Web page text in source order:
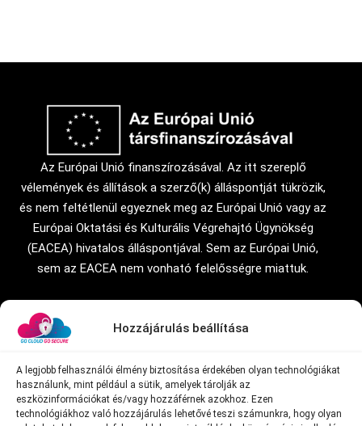
Hozzájárulás beállítása
A legjobb felhasználói élmény biztosítása érdekében olyan technológiákat
használunk, mint például a sütik, amelyek tárolják az
eszközinformációkat és/vagy hozzáférnek azokhoz. Ezen
technológiákhoz való hozzájárulás lehetővé teszi számunkra, hogy olyan
Az Európai Unió finanszírozásával. Az itt szereplő
vélemények és állítások a szerző(k) álláspontját tükrözik,
és nem feltétlenül egyeznek meg az Európai Unió vagy az
Európai Oktatási és Kulturális Végrehajtó Ügynökség
(EACEA) hivatalos álláspontjával. Sem az Európai Unió,
sem az EACEA nem vonható felelősségre miattuk.